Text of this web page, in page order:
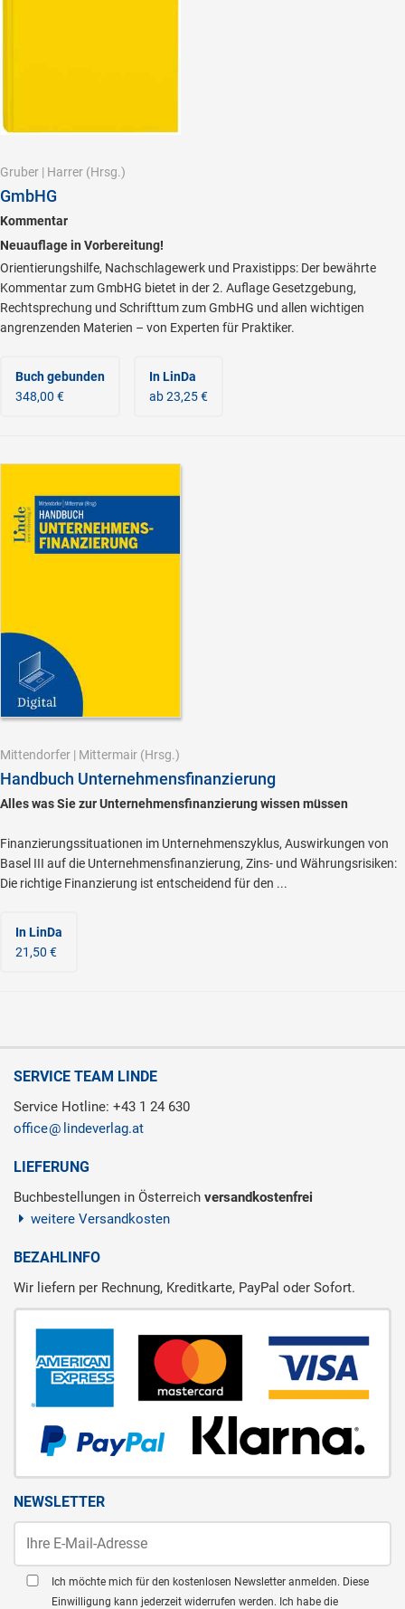
Gruber | Harrer (Hrsg.)
GmbHG
Kommentar
Neuauflage in Vorbereitung!
Orientierungshilfe, Nachschlagewerk und Praxistipps: Der bewährte
Kommentar zum GmbHG bietet in der 2. Auflage Gesetzgebung,
Rechtsprechung und Schrifttum zum GmbHG und allen wichtigen
angrenzenden Materien – von Experten für Praktiker.
Buch gebunden
348,00 €
In LinDa
ab 23,25 €
Mittendorfer | Mittermair (Hrsg.)
Handbuch Unternehmensfinanzierung
Alles was Sie zur Unternehmensfinanzierung wissen müssen
Finanzierungssituationen im Unternehmenszyklus, Auswirkungen von
Basel III auf die Unternehmensfinanzierung, Zins- und Währungsrisiken:
Die richtige Finanzierung ist entscheidend für den ...
In LinDa
21,50 €
SERVICE TEAM LINDE
Service Hotline: +43 1 24 630
office
lindeverlag.at
LIEFERUNG
Buchbestellungen in Österreich versandkostenfrei
weitere Versandkosten
BEZAHLINFO
Wir liefern per Rechnung, Kreditkarte, PayPal oder Sofort.
NEWSLETTER
Ich möchte mich für den kostenlosen Newsletter anmelden. Diese
Einwilligung kann jederzeit widerrufen werden. Ich habe die